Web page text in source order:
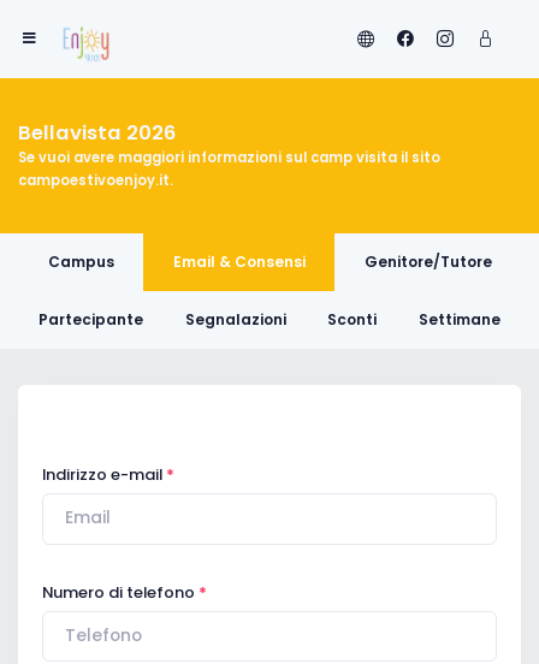
Bellavista 2026
Se vuoi avere maggiori informazioni sul camp visita il sito
campoestivoenjoy.it.
Campus Email & Consensi Genitore/Tutore
Partecipante Segnalazioni Sconti Settimane
Indirizzo e-mail
Numero di telefono